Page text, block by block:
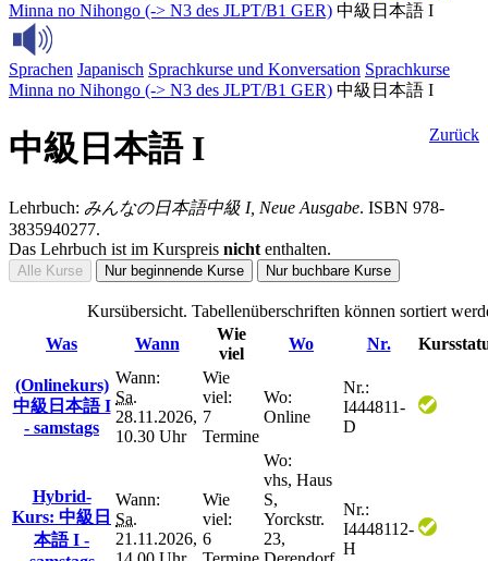
Minna no Nihongo (-> N3 des JLPT/B1 GER) 中級日本語 I
Sprachen Japanisch Sprachkurse und Konversation Sprachkurse
Minna no Nihongo (-> N3 des JLPT/B1 GER) 中級日本語 I
Zurück
中級日本語 I
Lehrbuch: みんなの日本語中級 I, Neue Ausgabe. ISBN 978-
3835940277.
Das Lehrbuch ist im Kurspreis nicht enthalten.
Alle Kurse Nur beginnende Kurse Nur buchbare Kurse
Kursübersicht. Tabellenüberschriften können sortiert
Was
Wann
Wie
viel
Wo Nr.
(Onlinekurs)
中級日本語 I
- samstags
Wann:
Sa.
28.11.2026,
10.30 Uhr
Wie
viel:
7
Termine
Wo:
Online
Nr.:
I444811-
D
Hybrid-
Kurs: 中級日
本語 I -
Wann:
Sa.
21.11.2026,
Wie
viel:
6
Wo:
vhs, Haus
S,
Yorckstr.
23,
Nr.:
I4448112-
H